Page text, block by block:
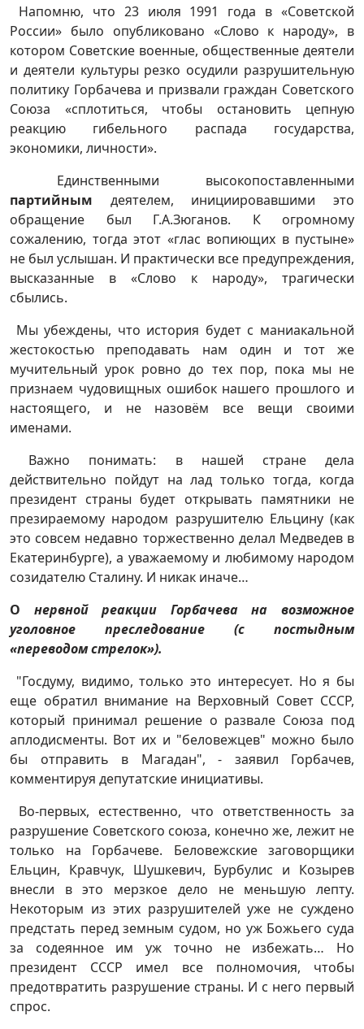
Напомню, что 23 июля 1991 года в «Советской
России» было опубликовано «Слово к народу», в
котором Советские военные, общественные деятели
и деятели культуры резко осудили разрушительную
политику Горбачева и призвали граждан Советского
Союза «сплотиться, чтобы остановить цепную
реакцию гибельного распада государства,
экономики, личности».
Единственными высокопоставленными
партийным деятелем, инициировавшими это
обращение был Г.А.Зюганов. К огромному
сожалению, тогда этот «глас вопиющих в пустыне»
не был услышан. И практически все предупреждения,
высказанные в «Слово к народу», трагически
сбылись.
Мы убеждены, что история будет с маниакальной
жестокостью преподавать нам один и тот же
мучительный урок ровно до тех пор, пока мы не
признаем чудовищных ошибок нашего прошлого и
настоящего, и не назовём все вещи своими
именами.
Важно понимать: в нашей стране дела
действительно пойдут на лад только тогда, когда
президент страны будет открывать памятники не
презираемому народом разрушителю Ельцину (как
это совсем недавно торжественно делал Медведев в
Екатеринбурге), а уважаемому и любимому народом
созидателю Сталину. И никак иначе…
О нервной реакции Горбачева на возможное
уголовное преследование (с постыдным
«переводом стрелок»).
"Госдуму, видимо, только это интересует. Но я бы
еще обратил внимание на Верховный Совет СССР,
который принимал решение о развале Союза под
аплодисменты. Вот их и "беловежцев" можно было
бы отправить в Магадан", - заявил Горбачев,
комментируя депутатские инициативы.
Во-первых, естественно, что ответственность за
разрушение Советского союза, конечно же, лежит не
только на Горбачеве. Беловежские заговорщики
Ельцин, Кравчук, Шушкевич, Бурбулис и Козырев
внесли в это мерзкое дело не меньшую лепту.
Некоторым из этих разрушителей уже не суждено
предстать перед земным судом, но уж Божьего суда
за содеянное им уж точно не избежать… Но
президент СССР имел все полномочия, чтобы
предотвратить разрушение страны. И с него первый
спрос.